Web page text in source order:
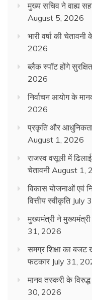
मुख्य सचिव ने वाह्य
August 5, 2026
भारी वर्षा की
2026
ब्लैक स्पॉट होंगे
2026
निर्वाचन आयोग के
2026
प्रकृति और आधुनिकता
August 1, 2026
राजस्व वसूली में
चेतावनी August 1,
विकास योजनाओं एवं
वित्तीय स्वीकृति July
मुख्यमंत्री ने
31, 2026
समग्र शिक्षा का बजट
फटकार July 31,
मानव तस्करी के
30, 2026